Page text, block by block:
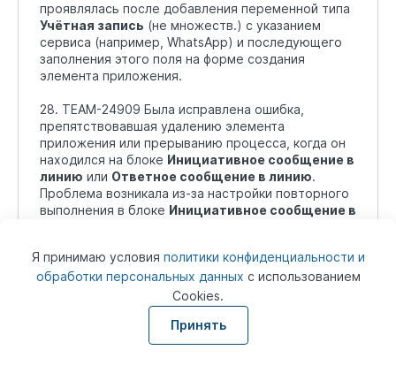
проявлялась после добавления переменной типа
Учётная запись (не множеств.) с указанием
сервиса (например, WhatsApp) и последующего
заполнения этого поля на форме создания
элемента приложения.
28. TEAM-24909 Была исправлена ошибка,
препятствовавшая удалению элемента
приложения или прерыванию процесса, когда он
находился на блоке Инициативное сообщение в
линию или Ответное сообщение в линию.
Проблема возникала из-за настройки повторного
выполнения в блоке Инициативное сообщение в
Количество повторенийиВремя задержки
между повторениями.
29. TEAM-21874 Была выявлена и исправлена
проблема с массовыми действиями (запуск
процесса), когда не все выбранные элементы
Я принимаю условия политики конфиденциальности и
обработки персональных данных с использованием
Cookies.
Принять